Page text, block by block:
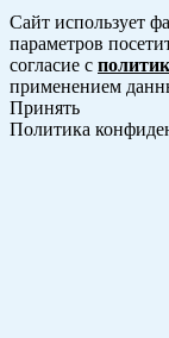
Сайт использует
параметров
согласие с
применением
Принять
Политика